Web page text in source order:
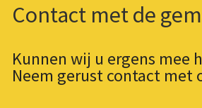
Contact met de
Kunnen wij u ergens mee
Neem gerust contact met